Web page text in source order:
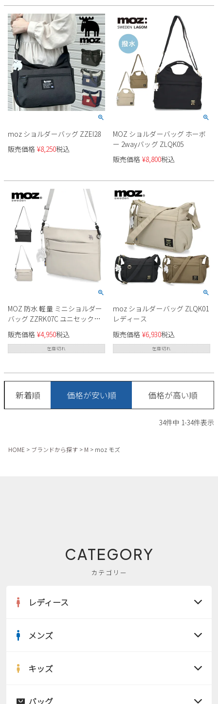
moz ショルダーバッグ ZZEI28
販売価格 ¥8,250税込
MOZ ショルダーバッグ ホーボ
ー 2wayバッグ ZLQK05
販売価格 ¥8,800税込
MOZ 防水 軽量 ミニショルダー
バッグ ZZRK07C ユニセックス
ネコポス
販売価格 ¥4,950税込
在庫切れ
moz ショルダーバッグ ZLQK01
レディース
販売価格 ¥6,930税込
在庫切れ
新着順 価格が安い順 価格が高い順
34件中 1-34件表示
HOME ブランドから探す M moz モズ
CATEGORY
カテゴリー
レディース
サンダル
メンズ
サンダル
キッズ
バッグ